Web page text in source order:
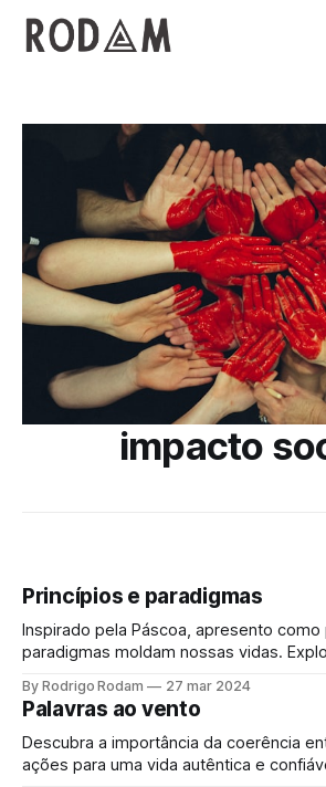
impacto
Princípios e paradigmas
Inspirado pela Páscoa, apresento como
paradigmas moldam nossas vidas.
mundo. Um convite para repensar o que
vemos o mundo. Vamos nessa jornada
autoconhecimento?
By Rodrigo Rodam 27 mar 2024
Palavras ao vento
Descubra a importância da coerência
ações para uma vida autêntica e